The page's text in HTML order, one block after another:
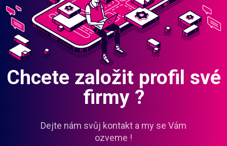
Chcete založit profil své
firmy ?
Dejte nám svůj kontakt a my se Vám
ozveme !